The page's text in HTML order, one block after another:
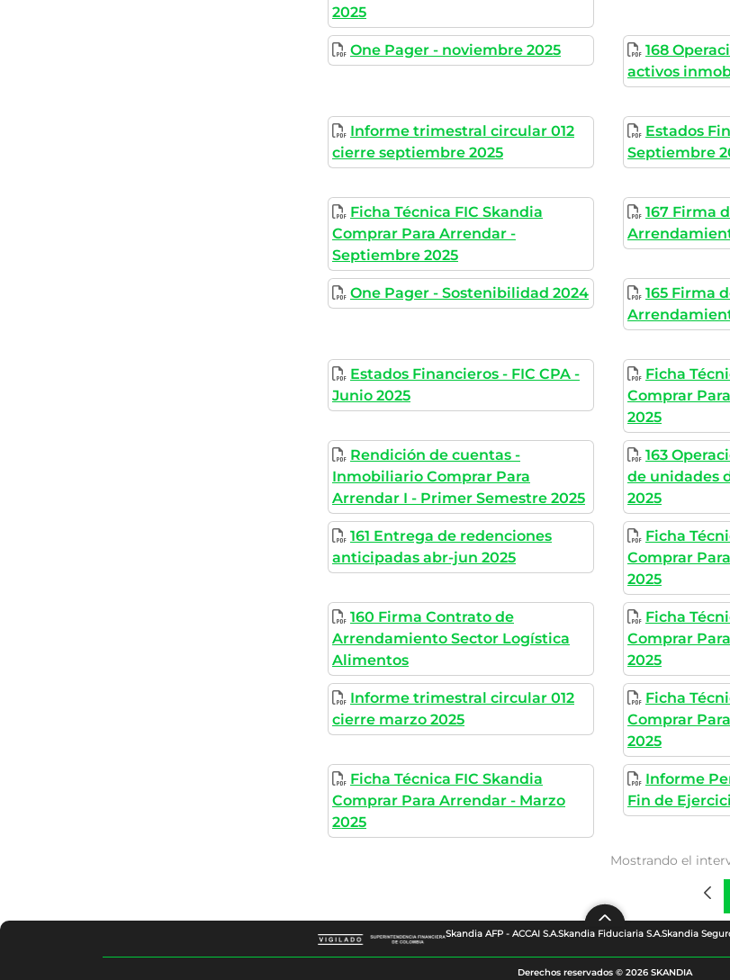
2025
One Pager - noviembre 2025
168
activos
Informe trimestral circular 012
cierre septiembre 2025
Estados
Septiembre
Ficha Técnica FIC Skandia
Comprar Para Arrendar -
Septiembre 2025
167 Firma
One Pager - Sostenibilidad 2024
165 Firma
Estados Financieros - FIC CPA -
Junio 2025
Ficha
Comprar
2025
Rendición de cuentas -
Inmobiliario Comprar Para
Arrendar I - Primer Semestre 2025
163
de unidades
2025
161 Entrega de redenciones
anticipadas abr-jun 2025
Ficha
Comprar
2025
160 Firma Contrato de
Arrendamiento Sector Logística
Alimentos
Ficha
Comprar
2025
Informe trimestral circular 012
cierre marzo 2025
Ficha
Comprar
2025
Ficha Técnica FIC Skandia
Comprar Para Arrendar - Marzo
2025
Informe
Fin de
Mostrando el
Skandia AFP - ACCAI S.A.Skandia Fiduciaria S.A.Skandia
Derechos reservados © 2026 SKANDIA